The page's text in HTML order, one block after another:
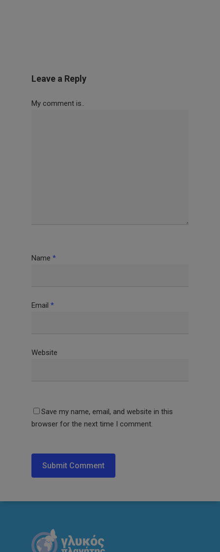
Leave a Reply
My comment is..
Name *
Email *
Website
Save my name, email, and website in this
browser for the next time I comment.